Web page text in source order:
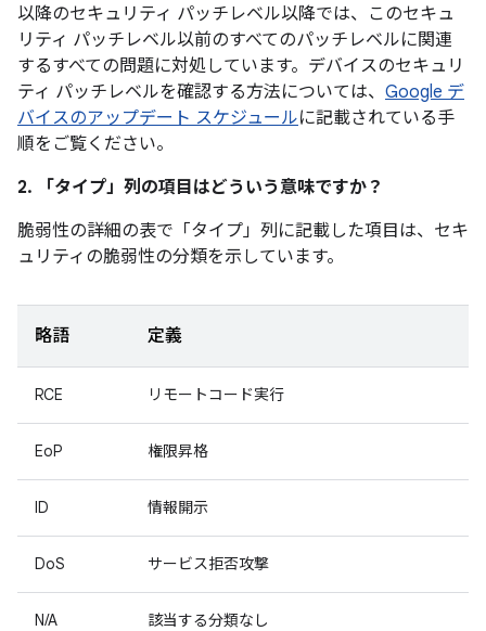
以降のセキュリティ パッチレベル以降では、このセキュ
リティ パッチレベル以前のすべてのパッチレベルに関連
するすべての問題に対処しています。デバイスのセキュリ
ティ パッチレベルを確認する方法については、 Google デ
バイスのアップデート スケジュールに記載されている手
順をご覧ください。
2. 「タイプ」 列の項目はどういう意味ですか？
脆弱性の詳細の表で「タイプ」 列に記載した項目は、セキ
ュリティの脆弱性の分類を示しています。
略語 定義
RCE リモートコード実行
EoP 権限昇格
ID 情報開示
DoS サービス拒否攻撃
N/A 該当する分類なし